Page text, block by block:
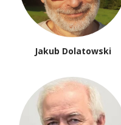
Jakub Dolatowski